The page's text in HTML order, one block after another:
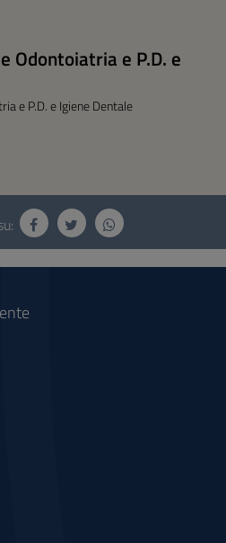
Odontoiatria e P.D. e
e P.D. e Igiene Dentale